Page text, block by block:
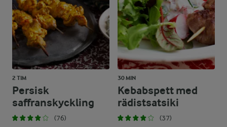
2 TIM
Persisk
saffranskyckling
(76)
30 MIN
Kebabspett med
rädistsatsiki
(37)